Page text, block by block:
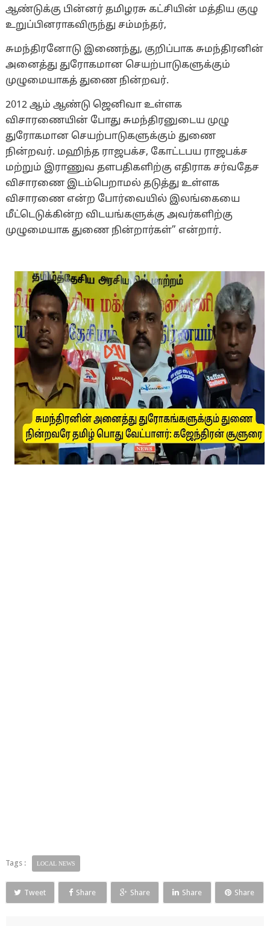
ஆண்டுக்கு பின்னர் தமிழரசு கட்சியின் மத்திய குழு
உறுப்பினராகவிருந்து சம்மந்தர்,
சுமந்திரனோடு இணைந்து, குறிப்பாக சுமந்திரனின்
அனைத்து துரோகமான செயற்பாடுகளுக்கும்
முழுமையாகத் துணை நின்றவர்.
2012 ஆம் ஆண்டு ஜெனிவா உள்ளக
விசாரணையின் போது சுமந்திரனுடைய முழு
துரோகமான செயற்பாடுகளுக்கும் துணை
நின்றவர். மஹிந்த ராஜபக்ச, கோட்டபய ராஜபக்ச
மற்றும் இராணுவ தளபதிகளிற்கு எதிராக சர்வதேச
விசாரணை இடம்பெறாமல் தடுத்து உள்ளக
விசாரணை என்ற போர்வையில் இலங்கையை
மீட்டெடுக்கின்ற விடயங்களுக்கு அவர்களிற்கு
முழுமையாக துணை நின்றார்கள்” என்றார்.
Tags : LOCAL NEWS
Tweet Share Share Share Share